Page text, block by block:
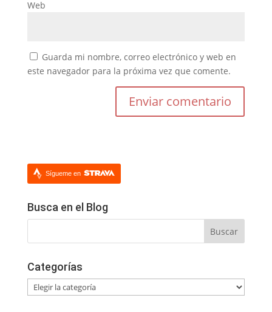
Web
Guarda mi nombre, correo electrónico y web en
este navegador para la próxima vez que comente.
Sígueme en
Busca en el Blog
Categorías
Categorías